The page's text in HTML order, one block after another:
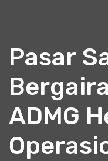
Pasar
ADMG